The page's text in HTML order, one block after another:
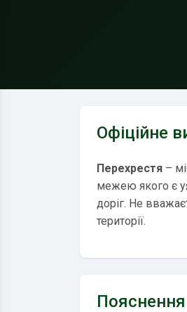
Офіційне
Перехрестя –
межею якого є
доріг. Не
території.